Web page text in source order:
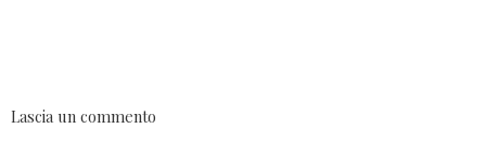
Lascia un commento